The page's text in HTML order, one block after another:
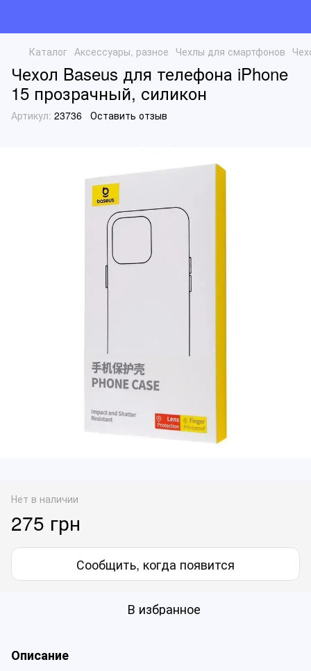
Каталог Аксессуары, разное Чехлы для смартфонов
Чехол Baseus для телефона iPhone
15 прозрачный, силикон
Артикул: 23736 Оставить отзыв
Нет в наличии
275 грн
Сообщить, когда появится
В избранное
Описание